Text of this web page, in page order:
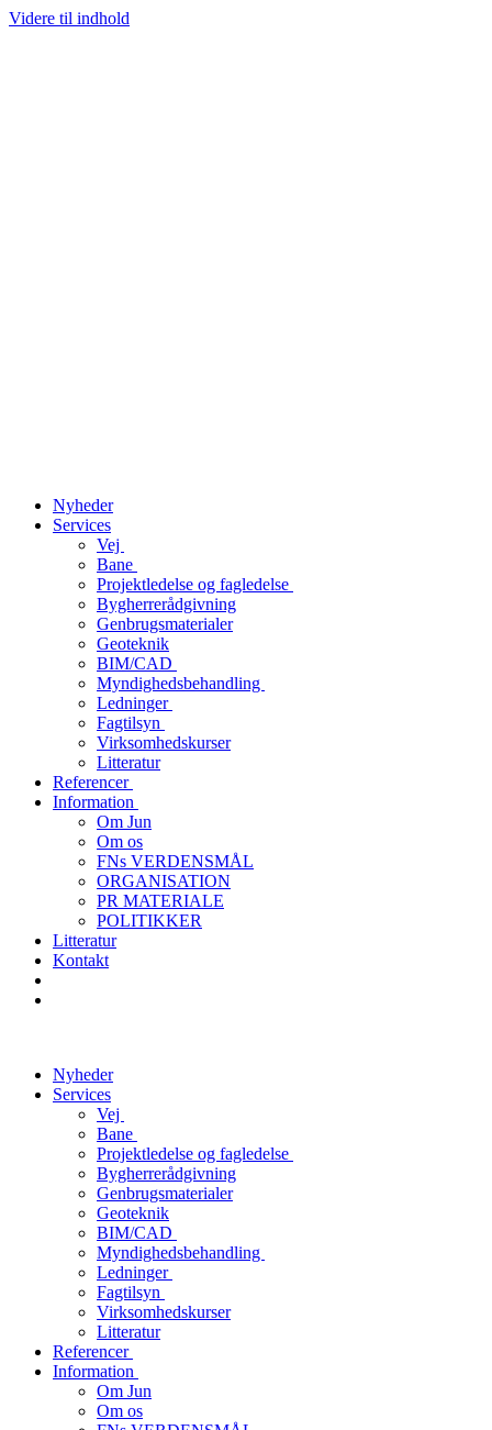
Videre til indhold
Nyheder
Services
Vej
Bane
Projektledelse og fagledelse
Bygherrerådgivning
Genbrugsmaterialer
Geoteknik
BIM/CAD
Myndighedsbehandling
Ledninger
Fagtilsyn
Virksomhedskurser
Litteratur
Referencer
Information
Om Jun
Om os
FNs VERDENSMÅL
ORGANISATION
PR MATERIALE
POLITIKKER
Litteratur
Kontakt
Nyheder
Services
Vej
Bane
Projektledelse og fagledelse
Bygherrerådgivning
Genbrugsmaterialer
Geoteknik
BIM/CAD
Myndighedsbehandling
Ledninger
Fagtilsyn
Virksomhedskurser
Litteratur
Referencer
Information
Om Jun
Om os